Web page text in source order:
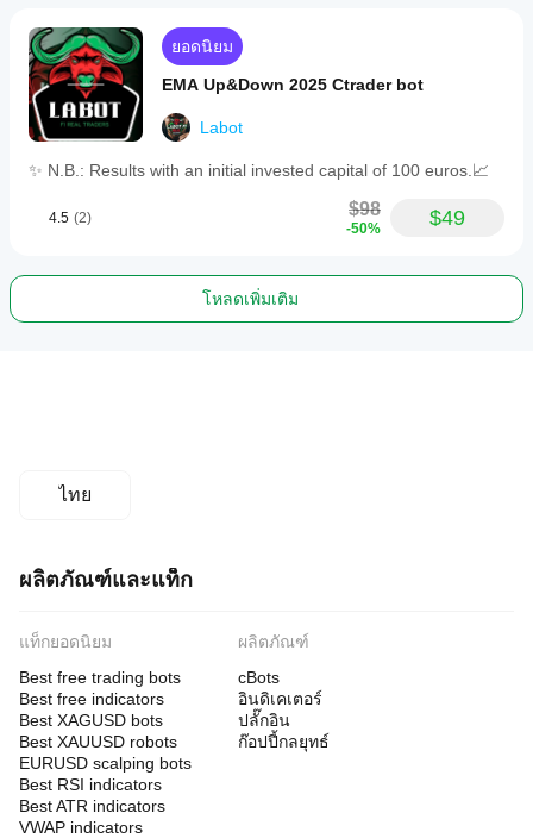
ยอดนิยม
EMA Up&Down 2025 Ctrader bot
Labot
✨ N.B.: Results with an initial invested capital of 100 euros.📈
4.5 (2) $98
-50% $49
โหลดเพิ่มเติม
ไทย
ผลิตภัณฑ์และแท็ก
แท็กยอดนิยม
Best free trading bots
Best free indicators
Best XAGUSD bots
Best XAUUSD robots
EURUSD scalping bots
Best RSI indicators
Best ATR indicators
VWAP indicators
ผลิตภัณฑ์
cBots
อินดิเคเตอร์
ปลั๊กอิน
ก๊อปปี้กลยุทธ์